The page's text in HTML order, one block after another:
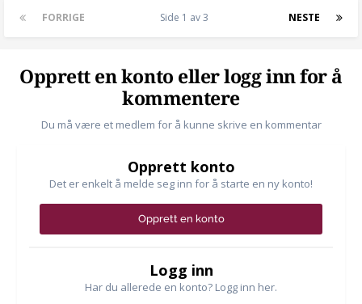
FORRIGE NESTE
Side 1 av 3
Opprett en konto eller logg inn for å
kommentere
Du må være et medlem for å kunne skrive en kommentar
Opprett konto
Det er enkelt å melde seg inn for å starte en ny konto!
Opprett en konto
Logg inn
Har du allerede en konto? Logg inn her.